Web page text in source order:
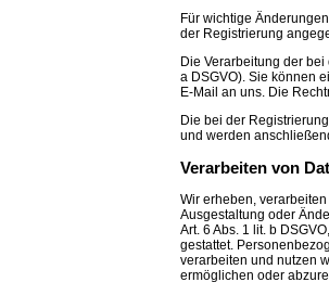
Für wichtige
der Registrierung
Die Verarbeitung der
a DSGVO). Sie können
E-Mail an uns. Die
Die bei der
und werden
Verarbeiten von
Wir erheben,
Ausgestaltung oder
Art. 6 Abs. 1 lit. b
gestattet.
verarbeiten und nutzen
ermöglichen oder